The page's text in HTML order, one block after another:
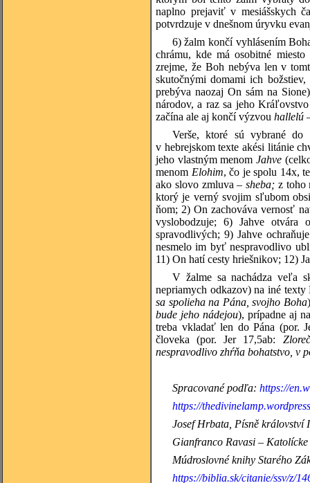
naplno prejaviť v mesiášskych
potvrdzuje v dnešnom úryvku
6) žalm končí vyhlásením
chrámu, kde má osobitné
zrejme, že Boh nebýva len v
skutočnými domami ich
prebýva naozaj On sám na
národov, a raz sa jeho
začína ale aj končí výzvou hallelú
Verše, ktoré sú vybrané do
v hebrejskom texte akési litánie
jeho vlastným menom Jahve
menom Elohim, čo je spolu 14x,
ako slovo zmluva – sheba; z toho
ktorý je verný svojim sľubom
ňom; 2) On zachováva vernosť
vyslobodzuje; 6) Jahve otvára
spravodlivých; 9) Jahve
nesmelo im byť nespravodlivo
11) On hatí cesty hriešnikov; 12)
V žalme sa nachádza veľa
nepriamych odkazov) na iné texty
sa spolieha na Pána, svojho Boha)
bude jeho nádejou), prípadne aj
treba vkladať len do Pána (por.
človeka (por. Jer 17,5ab:
nespravodlivo zhŕňa bohatstvo, v
Spracované podľa: https://
https://
Josef Hrbata, Písně království
Gianfranco Ravasi –
Múdroslovné knihy Starého
https://biblia.sk/citanie/ssv/z/